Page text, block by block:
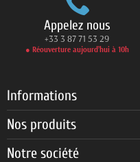
Appelez nous
+33 3 87 71 53 29
● Réouverture aujourd’hui à 10h
Informations
Nos produits
Notre société